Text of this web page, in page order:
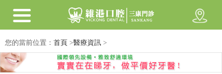
您的當前位置： 首頁 >醫療資訊 >